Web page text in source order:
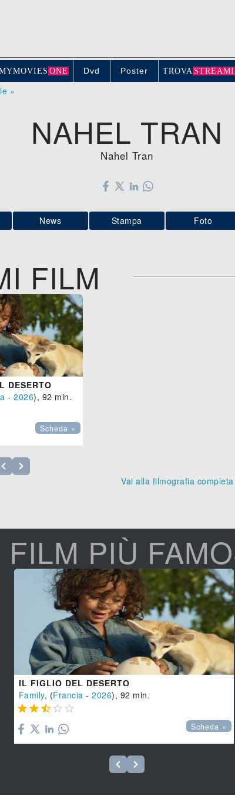
S ONE Dvd Poster TROVA
»
NAHEL TRAN
Nahel Tran
News Stampa Foto
FILM
DESERTO
-2026), 92 min.
Scheda »
Vai alla filmografia completa
FILM PIÙ
IL FIGLIO DEL DESERTO
Family, (Francia -2026), 92 min.
    
Scheda »